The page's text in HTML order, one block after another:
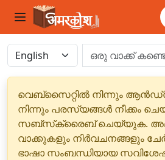
വെബ്‌സൈറ്റിൽ നിന്നും
നിന്നും പരസ്യങ്ങൾ നീക്കം
സബ്‌സ്‌ക്രൈബ് ചെയ്യുക.
വാക്കുകളും നിർവചനങ്ങളും
ഭാഷാ സംബന്ധിയായ